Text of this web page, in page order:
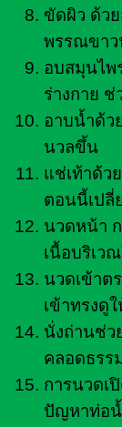
ขัดผิว ด้ว
พรรณขา
อบสมุนไพ
ร่างกาย
อาบน้ำด้ว
นวลขึ้น
แช่เท้าด้ว
ตอนนี้เปลี่
นวดหน้า
เนื้อบริเว
นวดเข้าต
เข้าทรงดู
นั่งถ่านช่ว
คลอดธรร
การนวดเ
ปัญหาท่อ